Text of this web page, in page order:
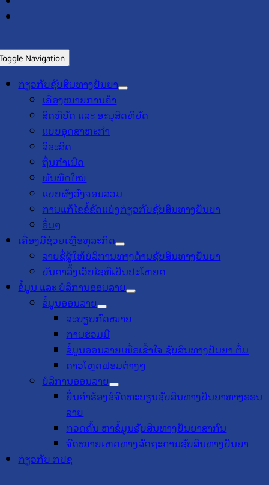
Navigation
ກ່ຽວກັບຊັບສິນທາງປັນຍາ
ເຄື່ອງໝາຍການຄ້າ
ສິດທິບັດ ແລະ ອະນຸສິດທິບັດ
ແບບອຸດສາຫະກຳ
ລິຂະສິດ
ຖິ່ນກຳເນີດ
ພັນພືດໃໝ່
ແບບຜັງວົງຈອນລວມ
ການແກ້ໄຂຂໍ້ຂັດແຍ່ງກ່ຽວກັບຊັບສິນທາງປັນຍາ
ອື່ນໆ
ເຄື່ອງມືຊ່ວຍເຫຼືອທຸລະກິດ
ລາຍຊື່ຜູ້ໃຫ້ບໍລິການທາງດ້ານຊັບສິນທາງປັນຍາ
ບັນດາລິ້ງເວັບໄຊທີ່ເປັນປະໂຫຍດ
ຂໍ້ມູນ ແລະ ບໍລິການອອນລາຍ
ຂໍ້ມູນອອນລາຍ
ລະບຽບກົດໝາຍ
ການຮ່ວມມື
ຂໍ້ມູນອອນລາຍເພື່ອເຂົ້າໃຈ ຊັບສິນທາງປັນຍາ ຕື່ມ
ດາວໂຫຼດຟອມຕ່າງໆ
ບໍລິການອອນລາຍ
ຍື່ນຄຳຮ້ອງຂໍຈົດທະບຽນຊັບສິນທາງປັນຍາທາງອອນ
ລາຍ
ກວດຄົ້ນ ຫາຂໍ້ມູນຊັບສິນທາງປັນຍາສາກົນ
ຈົດໝາຍເຫດທາງລັດຖະການຊັບສິນທາງປັນຍາ
ກ່ຽວກັບ ກປຊ